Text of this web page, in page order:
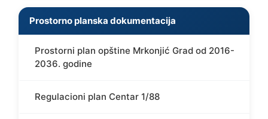
Prostorno planska dokumentacija
Prostorni plan opštine Mrkonjić Grad od 2016-
2036. godine
Regulacioni plan Centar 1/88